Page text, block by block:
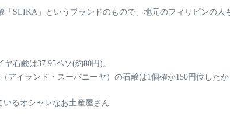
「SLIKA」 というブランドのもので、地元のフィリピンの人
石鹸は37.95ペソ(約80円)。
アイランド・スーバニーヤ） の石鹸は1個確か150円位した
るオシャレなお土産屋さん